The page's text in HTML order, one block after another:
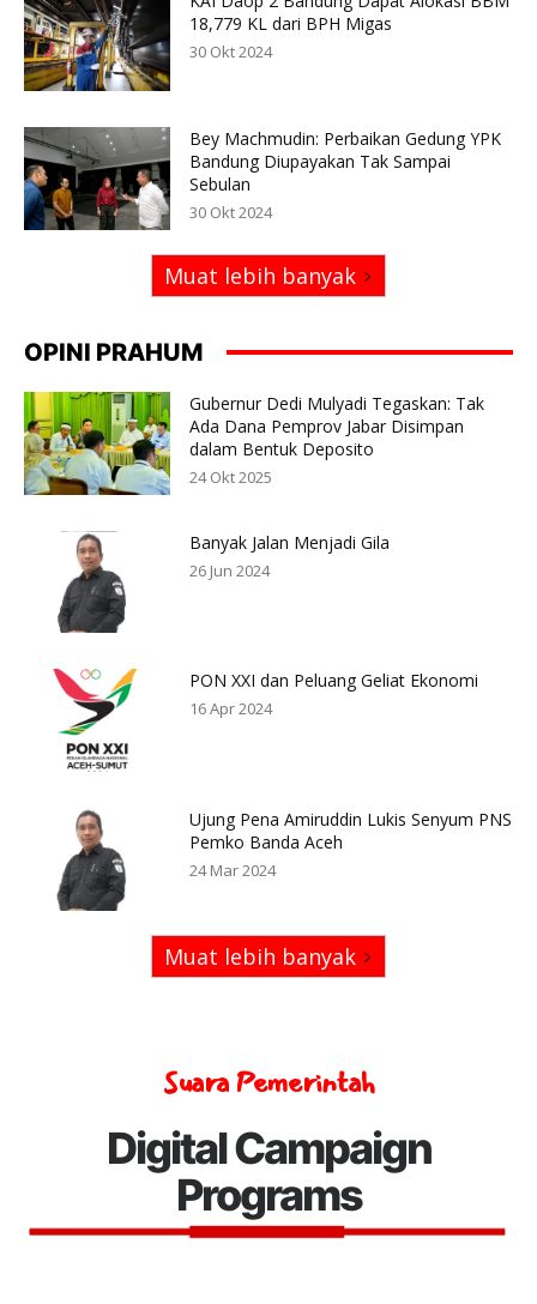
18,779 KL dari BPH Migas
30 Okt 2024
Bey Machmudin: Perbaikan Gedung YPK
Bandung Diupayakan Tak Sampai
Sebulan
30 Okt 2024
Muat lebih banyak
OPINI PRAHUM
Gubernur Dedi Mulyadi Tegaskan: Tak
Ada Dana Pemprov Jabar Disimpan
dalam Bentuk Deposito
24 Okt 2025
Banyak Jalan Menjadi Gila
26 Jun 2024
PON XXI dan Peluang Geliat Ekonomi
16 Apr 2024
Ujung Pena Amiruddin Lukis Senyum PNS
Pemko Banda Aceh
24 Mar 2024
Muat lebih banyak
Suara Pemerintah
Digital Campaign
Programs